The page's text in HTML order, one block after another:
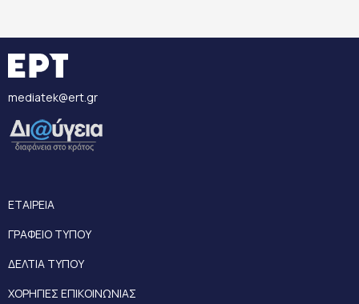
mediatek@ert.gr
ΕΤΑΙΡΕΙΑ
ΓΡΑΦΕΙΟ ΤΥΠΟΥ
ΔΕΛΤΙΑ ΤΥΠΟΥ
ΧΟΡΗΓΙΕΣ ΕΠΙΚΟΙΝΩΝΙΑΣ